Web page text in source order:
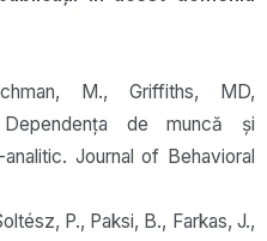
M., Griffiths, MD,
de muncă și
Journal of Behavioral
P., Paksi, B., Farkas, J.,